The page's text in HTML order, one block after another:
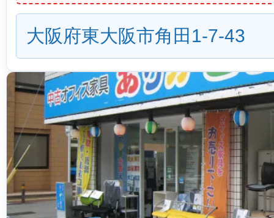
大阪府東大阪市角田1-7-43